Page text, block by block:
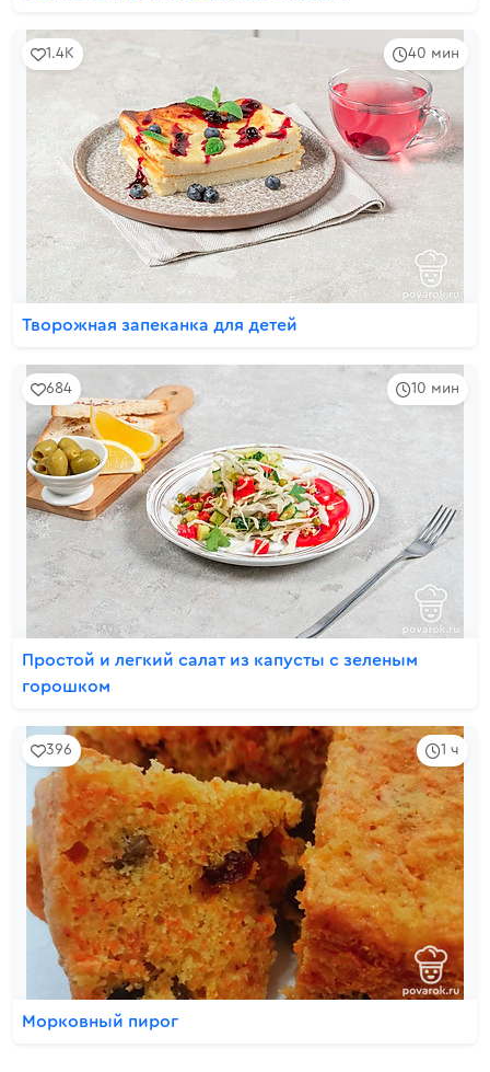
40 мин
1.4K
Творожная запеканка для детей
10 мин
684
Простой и легкий салат из капусты с зеленым
горошком
1 ч
396
Морковный пирог